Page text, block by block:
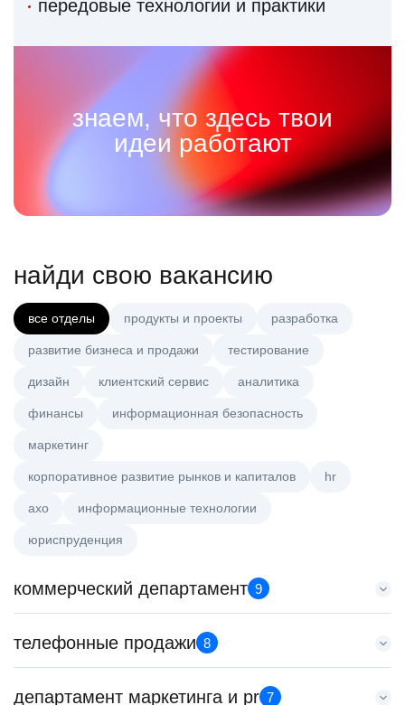
передовые технологии и практики
знаем, что здесь твои
идеи работают
найди свою вакансию
все отделы продукты и проекты разработка
развитие бизнеса и продажи тестирование
дизайн клиентский сервис аналитика
финансы информационная безопасность
маркетинг
корпоративное развитие рынков и капиталов hr
axo информационные технологии
юриспруденция
коммерческий департамент 9
Менеджер по работе с ключевыми клиентами (КАМ)
HeadHunter::Коммерческий департамент
з/п не указана
телефонные продажи 8
Менеджер по продажам крупному бизнесу
департамент маркетинга и pr 7